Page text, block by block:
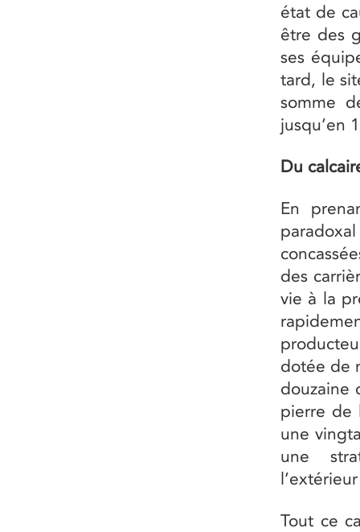
état de
être des
ses
tard, le
somme
jusqu’en
Du
En
des
vie à la
dotée de
douzaine
pierre de
une
une
Tout ce